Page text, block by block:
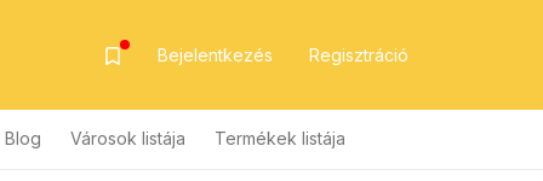
Bejelentkezés Regisztráció
Blog Városok listája Termékek listája